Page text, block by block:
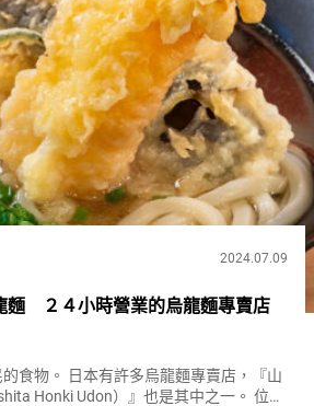
2024.07.09
麵 ２４小時營業的烏龍麵專賣店
食物。 日本有許多烏龍麵專賣店，『山
Honki Udon）』也是其中之一。 位於